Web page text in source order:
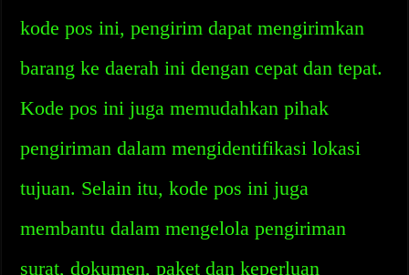
kode pos ini, pengirim dapat mengirimkan
barang ke daerah ini dengan cepat dan tepat.
Kode pos ini juga memudahkan pihak
pengiriman dalam mengidentifikasi lokasi
tujuan. Selain itu, kode pos ini juga
membantu dalam mengelola pengiriman
surat, dokumen, paket dan keperluan